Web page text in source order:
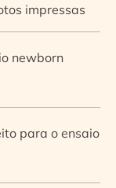
impressas
newborn
para o ensaio